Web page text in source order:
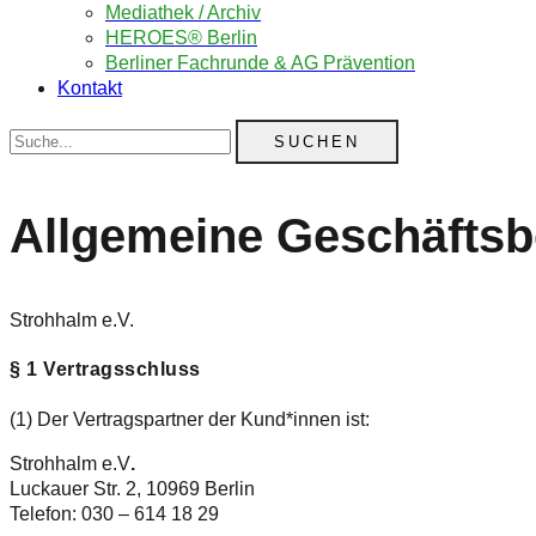
Mediathek / Archiv
HEROES® Berlin
Berliner Fachrunde & AG Prävention
Kontakt
Suche
Allgemeine
Strohhalm e.V.
§ 1 Vertragsschluss
(1) Der Vertragspartner der Kund*innen ist:
Strohhalm e.V.
Luckauer Str. 2, 10969 Berlin
Telefon: 030 – 614 18 29